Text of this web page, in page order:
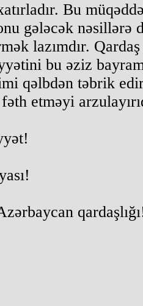
Bu
gələcək nəsillərə
lazımdır. Qardaş
bu əziz
qəlbdən təbrik
etməyi